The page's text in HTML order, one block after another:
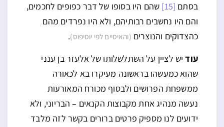
בסתם [15]
שהם היו בסופו של דבר כפופים לחכמים,
והם היו נחשבים רבותיהם, ולא היו נפרדים מהם
כהצדוקים והנוצרים (והאיסיים לפי יוסיפוס).
עודיש לציין על השתלשלותו של אלעזר בן ענני
שהוא כמעשהו בראשונה מעיקרו בא לכאורה
ממשפחת הפרושים ולבסוף מכורח המאורעות
נעשה מנהיג אחת מקבוצות הקנאים – הבריוני, ולא
ידועים לנו מספיק פרטים ברורים בקשר לזה מלבד